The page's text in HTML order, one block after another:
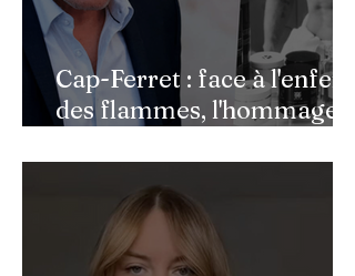
Cap-Ferret : face à l'enfer
des flammes, l'hommage
héros de l'ombre